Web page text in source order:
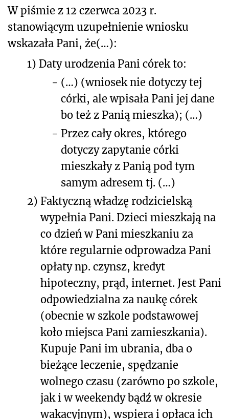
W piśmie z 12 czerwca 2023 r.
stanowiącym uzupełnienie wniosku
wskazała Pani, że(…):
1) Daty urodzenia Pani córek to:
- (…) (wniosek nie dotyczy tej
córki, ale wpisała Pani jej dane
bo też z Panią mieszka); (…)
- Przez cały okres, którego
dotyczy zapytanie córki
mieszkały z Panią pod tym
samym adresem tj. (…)
2) Faktyczną władzę rodzicielską
wypełnia Pani. Dzieci mieszkają na
co dzień w Pani mieszkaniu za
które regularnie odprowadza Pani
opłaty np. czynsz, kredyt
hipoteczny, prąd, internet. Jest Pani
odpowiedzialna za naukę córek
(obecnie w szkole podstawowej
koło miejsca Pani zamieszkania).
Kupuje Pani im ubrania, dba o
bieżące leczenie, spędzanie
wolnego czasu (zarówno po szkole,
jak i w weekendy bądź w okresie
wakacyjnym), wspiera i opłaca ich